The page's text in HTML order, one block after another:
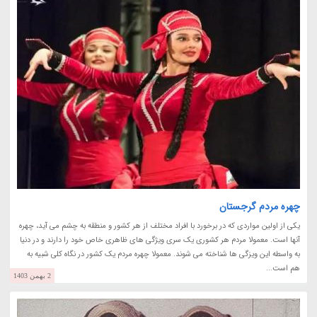
چهره مردم گرجستان
یکی از اولین مواردی که در برخورد با افراد مختلف از هر کشور و منطقه به چشم می آید، چهره
آنها است. معمولا مردم هر کشوری یک سری ویژگی های ظاهری خاص خود را دارند و در دنیا
به واسطه این ویزگی ها شناخته می شوند. معمولا چهره مردم یک کشور در نگاه کلی شبیه به
هم است...
2 بهمن 1403